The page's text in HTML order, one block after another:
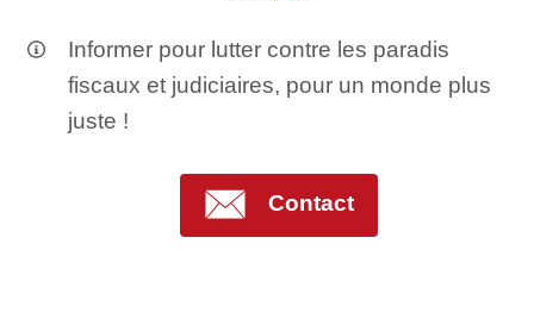
Informer pour lutter contre les paradis
fiscaux et judiciaires, pour un monde plus
juste !
Contact